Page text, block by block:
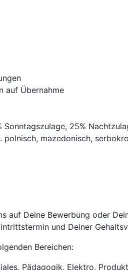
auf Übernahme
25%
mazedonisch,
auf Deine Bewerbung oder
und Deiner
Bereichen:
Pädagogik, Elektro,